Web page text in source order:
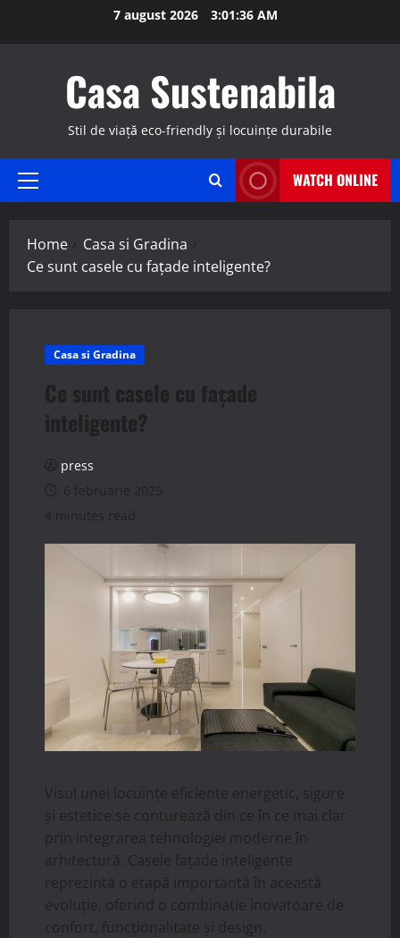
7 august 2026 3:01:36 AM
Casa Sustenabila
Stil de viață eco-friendly și locuințe durabile
Primary
WATCH ONLINE
Home
Casa si Gradina
Ce sunt casele cu fațade inteligente?
Casa si Gradina
Ce sunt casele cu fațade
inteligente?
press
6 februarie 2025
4 minutes read
Visul unei locuințe eficiente energetic, sigure
și estetice se conturează din ce în ce mai clar
prin integrarea tehnologiei moderne în
arhitectură. Casele fațade inteligente
reprezintă o etapă importantă în această
evoluție, oferind o combinație inovatoare de
confort, funcționalitate și design.